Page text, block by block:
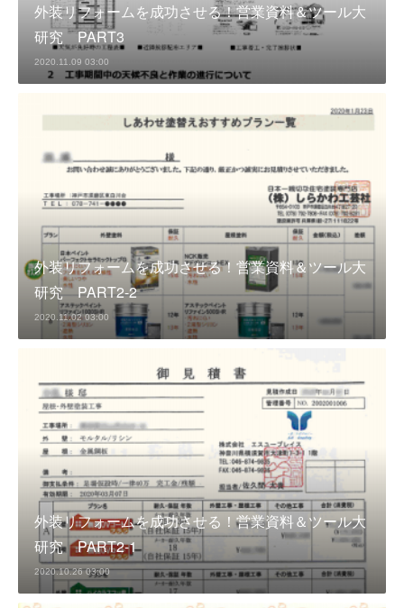
外装リフォームを成功させる！営業資料＆ツール大
研究 PART3
2020.11.09 03:00
外装リフォームを成功させる！営業資料＆ツール大
研究 PART2-2
2020.11.02 03:00
外装リフォームを成功させる！営業資料＆ツール大
研究 PART2-1
2020.10.26 03:00